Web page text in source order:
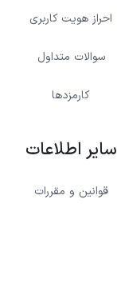
احراز هویت کاربری
سوالات متداول
کارمزدها
سایر اطلاعات
قوانین و مقررات